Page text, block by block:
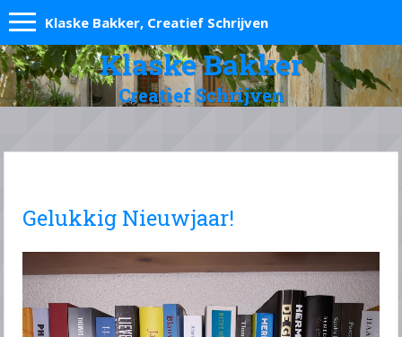
Klaske Bakker, Creatief Schrijven
Klaske Bakker
Creatief Schrijven
Gelukkig Nieuwjaar!